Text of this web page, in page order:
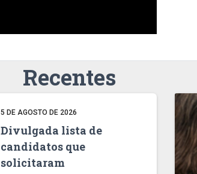
Recentes
5 DE AGOSTO DE 2026
Divulgada lista de
candidatos que
solicitaram